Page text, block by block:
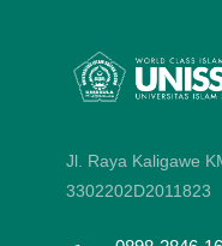
Jl. Raya Kaligawe
3302202D2011823